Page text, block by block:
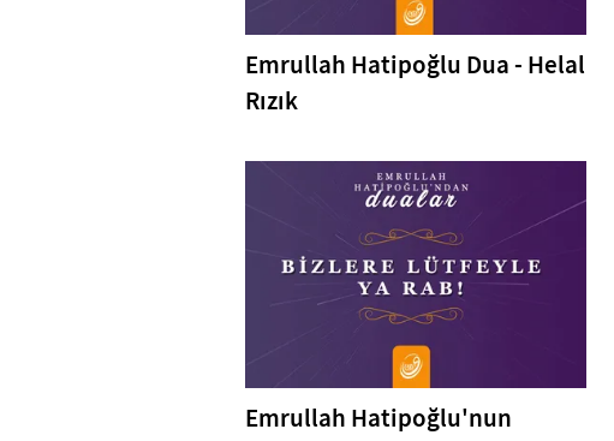
Emrullah Hatipoğlu Dua - Helal
Rızık
Emrullah Hatipoğlu'nun